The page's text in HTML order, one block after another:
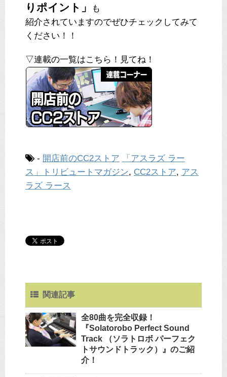
りポイント」
も
紹介されていますのでぜひチェックしてみて
ください！！
▽連載の一覧はこちら！見てね！
- 開店前のCC2ストア
「アスラズ ラー
ス」トリビュートマガジン, CC2ストア, アス
ラズ ラース
関連記事
全80曲を完全収録！
『Solatorobo Perfect Sound
Track （ソラトロボ パーフェク
トサウンドトラック）』のご紹
介！